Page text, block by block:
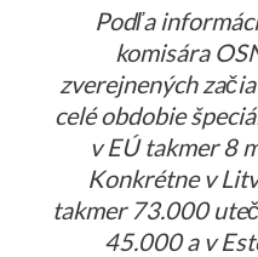
Podľa
komisára
zverejnených
celé obdobie
v EÚ takmer 8
Konkrétne v
takmer 73.000
45.000 a v